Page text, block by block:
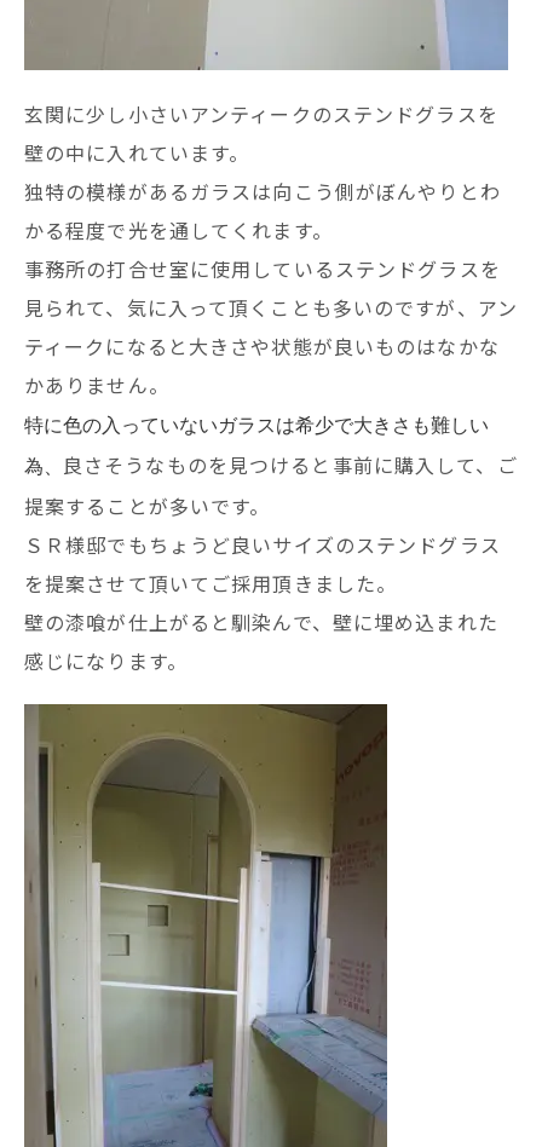
玄関に少し小さいアンティークのステンドグラスを
壁の中に入れています。
独特の模様があるガラスは向こう側がぼんやりとわ
かる程度で光を通してくれます。
事務所の打合せ室に使用しているステンドグラスを
見られて、気に入って頂くことも多いのですが、アン
ティークになると大きさや状態が良いものはなかな
かありません。
特に色の入っていないガラスは希少で大きさも難しい
為、
良さそうなものを見つけると事前に購入して、ご
提案することが多いです。
ＳＲ様邸でもちょうど良いサイズのステンドグラス
を提案させて頂いてご採用頂きました。
壁の漆喰が仕上がると馴染んで、壁に埋め込まれた
感じになります。